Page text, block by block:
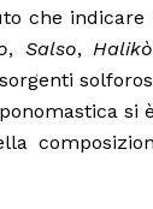
che indicare
, Salso,
si